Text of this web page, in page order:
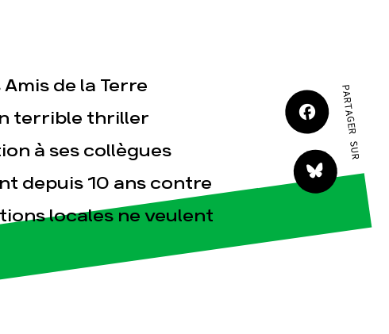
Contact
Amis de la Terre
terrible thriller
à ses collègues
depuis 10 ans contre
locales ne veulent
PARTAGER SUR